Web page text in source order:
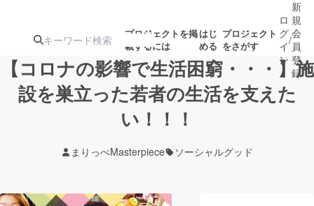
プロジェクトを掲
載するには
はじ
める
プロジェクト
をさがす
注目の新着プロ 募集終了が近いプ
ロ
グ
イ
ン
/
新
規
会
員
登
録
【コロナの影響で生活困窮・・・】施
設を巣立った若者の生活を支えた
い！！！
まりっぺMasterpiece ソーシャルグッド